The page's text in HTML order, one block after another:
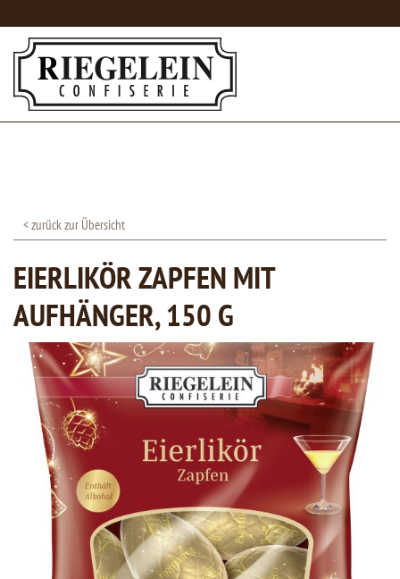
< zurück zur Übersicht
EIERLIKÖR ZAPFEN MIT
AUFHÄNGER, 150 G